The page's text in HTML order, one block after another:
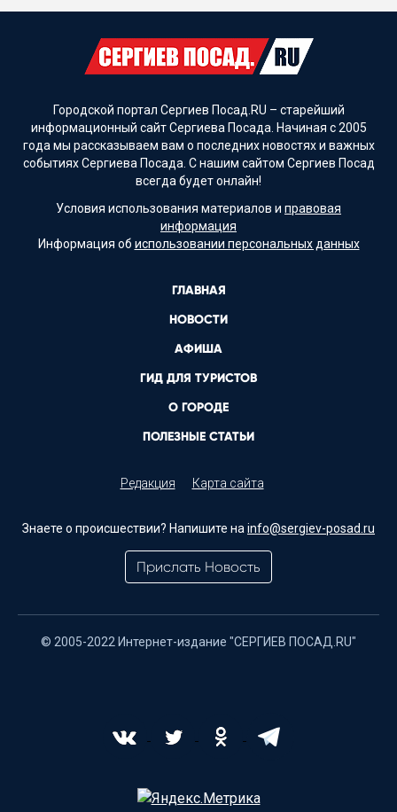
Городской портал Сергиев Посад.RU – старейший
информационный сайт Сергиева Посада. Начиная с 2005
года мы рассказываем вам о последних новостях и важных
событиях Сергиева Посада. С нашим сайтом Сергиев Посад
всегда будет онлайн!
Условия использования материалов и правовая
информация
Информация об использовании персональных данных
ГЛАВНАЯ
НОВОСТИ
АФИША
ГИД ДЛЯ ТУРИСТОВ
О ГОРОДЕ
ПОЛЕЗНЫЕ СТАТЬИ
Редакция Карта сайта
Знаете о происшествии? Напишите на info@sergiev-posad.ru
Прислать Новость
© 2005-2022 Интернет-издание "СЕРГИЕВ ПОСАД.RU"